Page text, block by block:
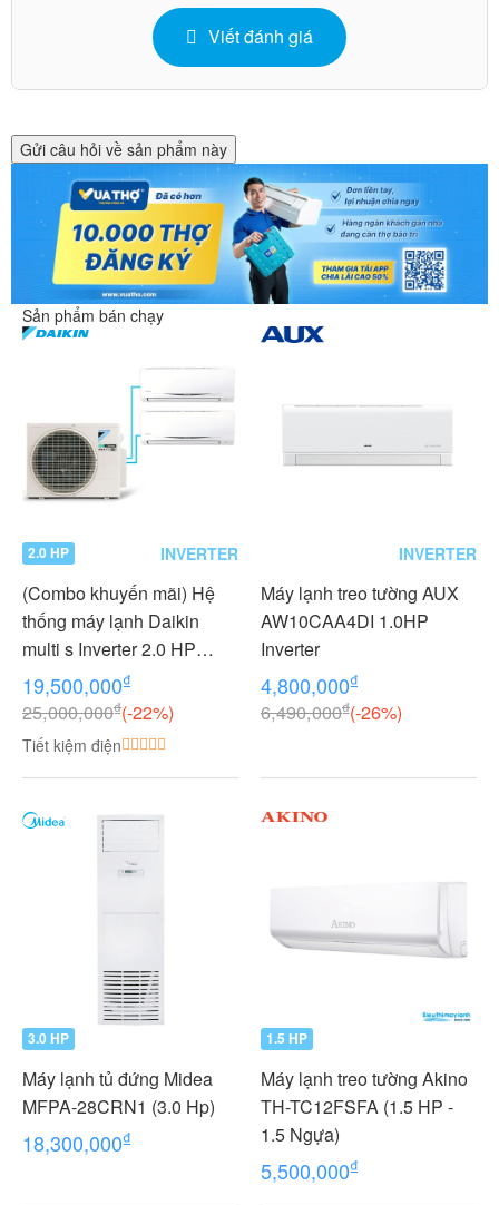
Viết đánh giá
Gửi câu hỏi về sản phẩm này
Sản phẩm bán chạy
2.0 HP INVERTER
(Combo khuyến mãi) Hệ
thống máy lạnh Daikin
multi s Inverter 2.0 HP
(2HP Ngựa) - 1 dàn nóng 2
dàn lạnh (1.0 + 1.0 HP (1
Ngựa) MKC50RVMV-
CTKC25RVMV+CTKC25R
19,500,000₫
25,000,000₫(-22%)
Tiết kiệm điện
INVERTER
Máy lạnh treo tường AUX
AW10CAA4DI 1.0HP
Inverter
4,800,000₫
6,490,000₫(-26%)
3.0 HP
Máy lạnh tủ đứng Midea
MFPA-28CRN1 (3.0 Hp)
18,300,000₫
1.5 HP
Máy lạnh treo tường Akino
TH-TC12FSFA (1.5 HP -
1.5 Ngựa)
5,500,000₫